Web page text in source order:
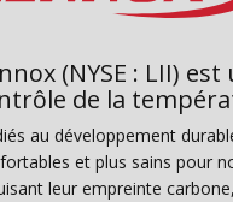
(NYSE : LII)
de la
au développement
et plus sains pour
leur empreinte